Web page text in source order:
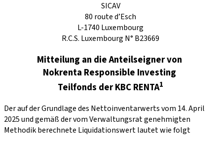
SICAV
80 route d’Esch
L-1740 Luxembourg
R.C.S. Luxembourg N° B23669
Mitteilung an die Anteilseigner von
Nokrenta Responsible Investing
Teilfonds der KBC RENTA1
Der auf der Grundlage des Nettoinventarwerts vom 14. April
2025 und gemäß der vom Verwaltungsrat genehmigten
Methodik berechnete Liquidationswert lautet wie folgt